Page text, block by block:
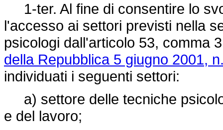
1-ter. Al fine di consentire lo
l'accesso ai settori previsti nella
psicologi dall'articolo 53, comma
della Repubblica 5 giugno 2001,
individuati i seguenti settori:
a) settore delle tecniche
e del lavoro;